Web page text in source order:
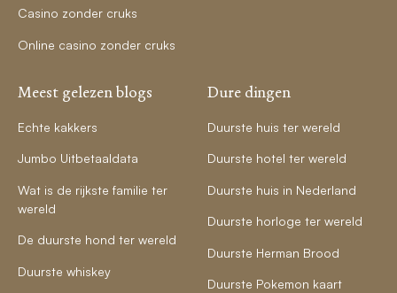
Casino zonder cruks
Online casino zonder cruks
Meest gelezen blogs
Echte kakkers
Jumbo Uitbetaaldata
Wat is de rijkste familie ter
wereld
De duurste hond ter wereld
Duurste whiskey
Dure dingen
Duurste huis ter wereld
Duurste hotel ter wereld
Duurste huis in Nederland
Duurste horloge ter wereld
Duurste Herman Brood
Duurste Pokemon kaart